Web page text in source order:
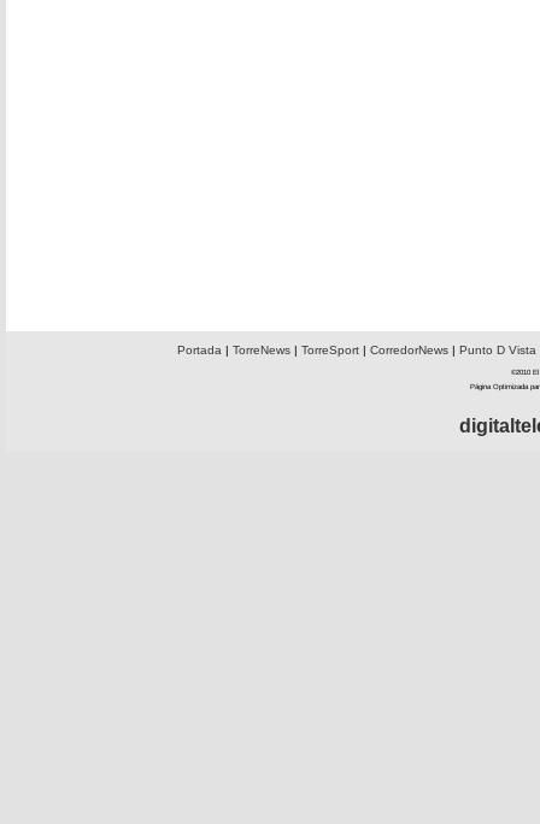
Portada | TorreNews| TorreSport| CorredorNews| Punto D Vista
©2010 El
Página Optimizada